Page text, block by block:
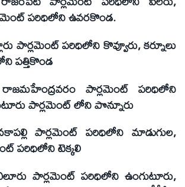
పరిధిలోని ఉవరకొండ.
పార్లమెంట్‌ పరిధిలోని కొవ్వూరు, కర్నూలు
పత్తికొండ
పార్లమెంట్‌ పరిధిలోని
పార్లమెంట్‌ లోని పొన్నూరు
పార్లమెంట్‌ పరిధిలోని మాడుగుల,
పరిధిలోని టెక్కలి
పార్లమెంట్‌ పరిధిలోని ఉంగుటూరు,